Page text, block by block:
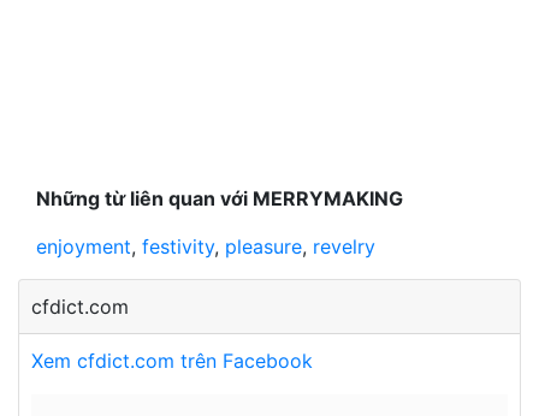
Những từ liên quan với MERRYMAKING
enjoyment, festivity, pleasure, revelry
cfdict.com
Xem cfdict.com trên Facebook